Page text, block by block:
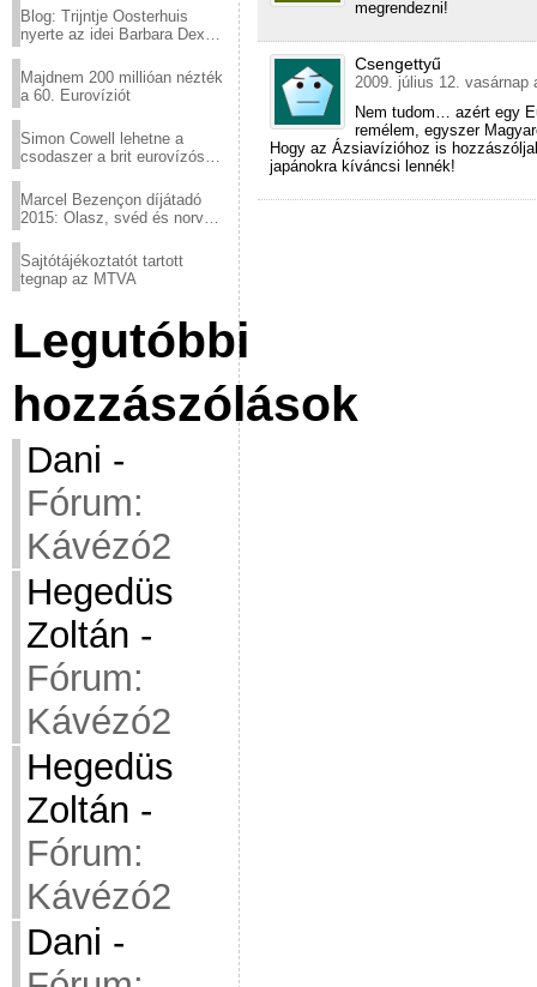
Blog: Trijntje Oosterhuis
nyerte az idei Barbara Dex
Majdnem 200 millióan nézték
a 60. Eurovíziót
Simon Cowell lehetne a
csodaszer a brit eurovízós
Marcel Bezençon díjátadó
2015: Olasz, svéd és norvég
Sajtótájékoztatót tartott
tegnap az MTVA
Legutóbbi
hozzászólások
Dani -
Fórum:
Kávézó2
Hegedüs
Zoltán -
Fórum:
Kávézó2
Hegedüs
Zoltán -
Fórum:
Kávézó2
Dani -
megrendezni!
Csengettyű
2009. július 12. vasárnap
Nem tudom… azért egy
remélem, egyszer
Hogy az Ázsiavízióhoz is
japánokra kíváncsi lennék!